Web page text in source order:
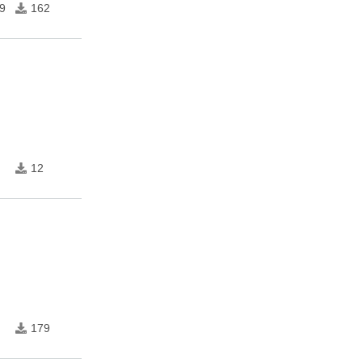
162
12
179